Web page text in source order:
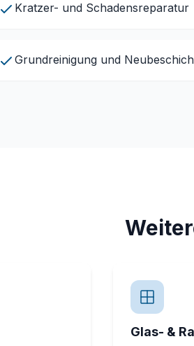
Kratzer- und Schadensreparatur
Grundreinigung und
Glas- &